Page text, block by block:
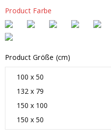
Product Farbe
Product Größe (cm)